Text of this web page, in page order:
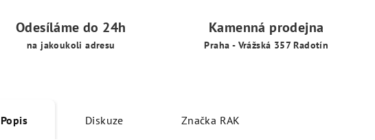
Odesíláme do 24h
na jakoukoli adresu
Kamenná prodejna
Praha - Vrážská 357 Radotín
Popis Diskuze Značka RAK